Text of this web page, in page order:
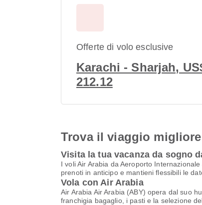
Offerte di volo esclusive
Karachi - Sharjah,
212.12
Trova il viaggio
Visita la tua vacanza da sogno
I voli Air Arabia da Aeroporto
prenoti in anticipo e mantieni flessibili le
Vola con Air Arabia
Air Arabia Air Arabia (ABY) opera dal suo
franchigia bagaglio, i pasti e la selezione